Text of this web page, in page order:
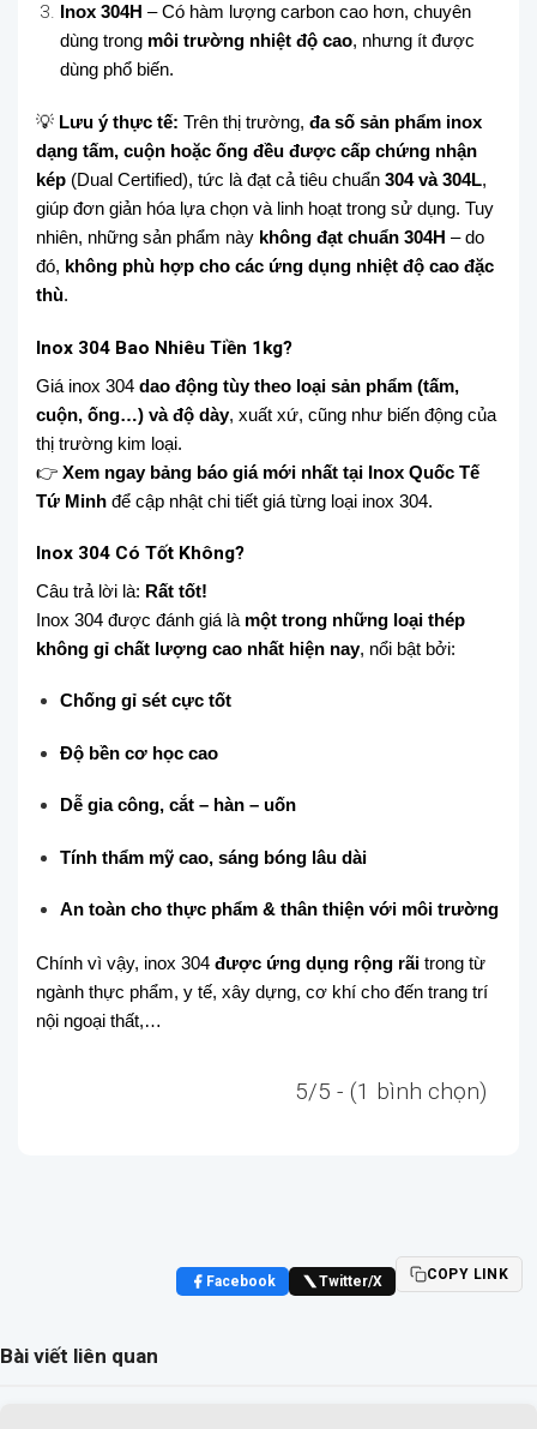
Inox 304H – Có hàm lượng carbon cao hơn, chuyên
dùng trong môi trường nhiệt độ cao, nhưng ít được
dùng phổ biến.
💡 Lưu ý thực tế: Trên thị trường, đa số sản phẩm inox
dạng tấm, cuộn hoặc ống đều được cấp chứng nhận
kép (Dual Certified), tức là đạt cả tiêu chuẩn 304 và 304L,
giúp đơn giản hóa lựa chọn và linh hoạt trong sử dụng. Tuy
nhiên, những sản phẩm này không đạt chuẩn 304H – do
đó, không phù hợp cho các ứng dụng nhiệt độ cao đặc
thù.
Inox 304 Bao Nhiêu Tiền 1kg?
Giá inox 304 dao động tùy theo loại sản phẩm (tấm,
cuộn, ống…) và độ dày, xuất xứ, cũng như biến động của
thị trường kim loại.
👉 Xem ngay bảng báo giá mới nhất tại Inox Quốc Tế
Tứ Minh để cập nhật chi tiết giá từng loại inox 304.
Inox 304 Có Tốt Không?
Câu trả lời là: Rất tốt!
Inox 304 được đánh giá là một trong những loại thép
không gỉ chất lượng cao nhất hiện nay, nổi bật bởi:
Chống gỉ sét cực tốt
Độ bền cơ học cao
Dễ gia công, cắt – hàn – uốn
Tính thẩm mỹ cao, sáng bóng lâu dài
An toàn cho thực phẩm & thân thiện với môi trường
Chính vì vậy, inox 304 được ứng dụng rộng rãi trong từ
ngành thực phẩm, y tế, xây dựng, cơ khí cho đến trang trí
nội ngoại thất,…
5/5 - (1 bình chọn)
Facebook Twitter/X COPY LINK
Bài viết liên quan